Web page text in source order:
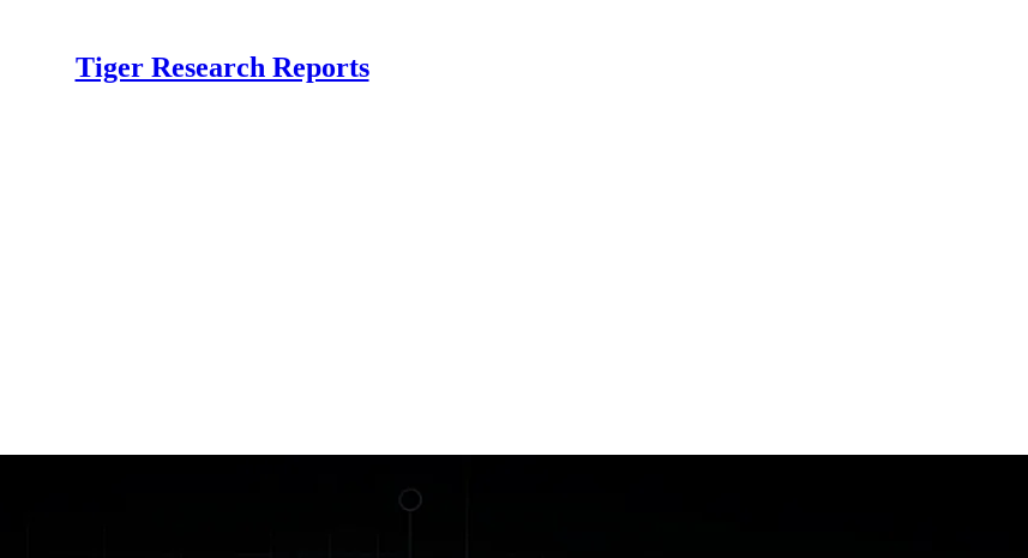
Tiger Research Reports